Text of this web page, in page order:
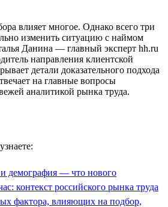
влияет многое. Однако всего три
изменить ситуацию с наймом
Данина — главный эксперт hh.ru
направления клиентской
детали доказательного подхода
на главные вопросы
аналитикой рынка труда.
демография — что нового
контекст российского рынка труда
фактора, влияющих на подбор,